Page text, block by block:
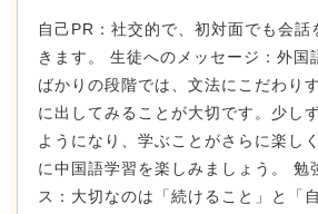
自己PR：社交的で、初対面でも会話
きます。 生徒へのメッセージ：外国
ばかりの段階では、文法にこだわり
に出してみることが大切です。少し
ようになり、学ぶことがさらに楽し
に中国語学習を楽しみましょう。 勉
ス：大切なのは「続けること」と「